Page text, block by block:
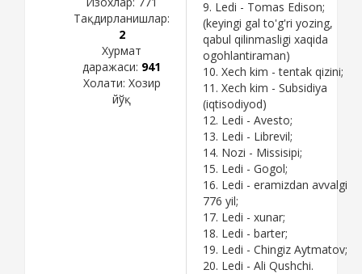
Тақдирланишлар:
2
Хурмат
даражаси: 941
Холати: Хозир
йўқ
9. Ledi - Tomas Edison;
(keyingi gal to'g'ri yozing,
qabul qilinmasligi xaqida
ogohlantiraman)
10. Xech kim - tentak qizini;
11. Xech kim - Subsidiya
(iqtisodiyod)
12. Ledi - Avesto;
13. Ledi - Librevil;
14. Nozi - Missisipi;
15. Ledi - Gogol;
16. Ledi - eramizdan avvalgi
776 yil;
17. Ledi - xunar;
18. Ledi - barter;
19. Ledi - Chingiz Aytmatov;
20. Ledi - Ali Qushchi.